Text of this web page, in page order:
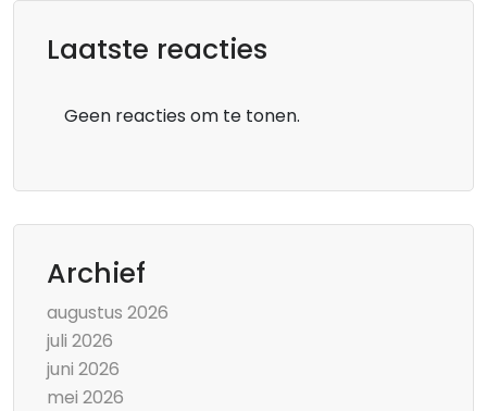
Laatste reacties
Geen reacties om te tonen.
Archief
augustus 2026
juli 2026
juni 2026
mei 2026